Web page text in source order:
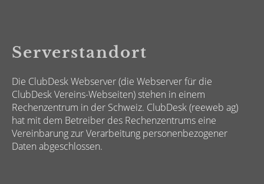
Serverstandort
Die ClubDesk Webserver (die Webserver für die
ClubDesk Vereins-Webseiten) stehen in einem
Rechenzentrum in der Schweiz. ClubDesk (reeweb ag)
hat mit dem Betreiber des Rechenzentrums eine
Vereinbarung zur Verarbeitung personenbezogener
Daten abgeschlossen.